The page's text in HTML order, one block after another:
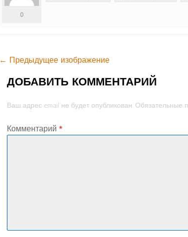
0
← Предыдущее изображение
ДОБАВИТЬ КОММЕНТАРИЙ
Ваш адрес email не будет опубликован. Обязательные
Комментарий*